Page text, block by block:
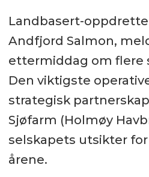
Landbasert-
Andfjord Salmon,
ettermiddag om flere
Den viktigste
strategisk
Sjøfarm (Holmøy
selskapets utsikter
årene.